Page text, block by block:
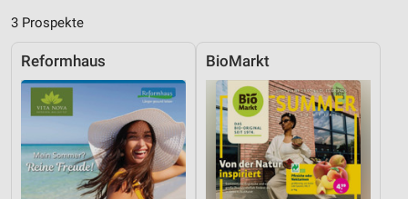
3 Prospekte
Reformhaus BioMarkt
Informationen identifizieren
Nicht-IAB-Verarbeitungszwecke:
Notwendig
Performance
Funktional